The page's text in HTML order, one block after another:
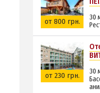
от 800 грн.
30
от 230 грн.
30